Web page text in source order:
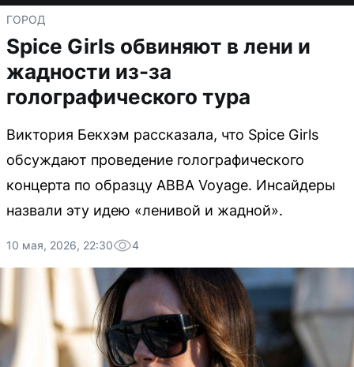
ГОРОД
Spice Girls обвиняют в лени и
жадности из-за
голографического тура
Виктория Бекхэм рассказала, что Spice Girls
обсуждают проведение голографического
концерта по образцу ABBA Voyage. Инсайдеры
назвали эту идею «ленивой и жадной».
10 мая, 2026, 22:30 4